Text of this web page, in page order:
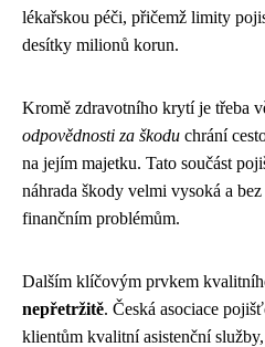
lékařskou péči, přičemž limity
desítky milionů korun.
Kromě zdravotního krytí je třeba
odpovědnosti za škodu chrání
na jejím majetku. Tato součást
náhrada škody velmi vysoká a
finančním problémům.
Dalším klíčovým prvkem
nepřetržitě. Česká asociace
klientům kvalitní asistenční